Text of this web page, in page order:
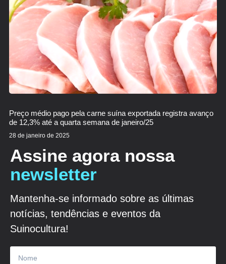
Preço médio pago pela carne suína exportada registra avanço
de 12,3% até a quarta semana de janeiro/25
28 de janeiro de 2025
Assine agora nossa
newsletter
Mantenha-se informado sobre as últimas
notícias, tendências e eventos da
Suinocultura!